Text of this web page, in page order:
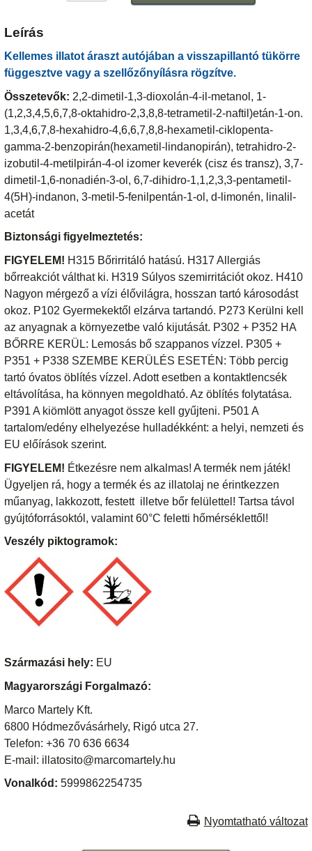
Leírás
Kellemes illatot áraszt autójában a visszapillantó tükörre
függesztve vagy a szellőzőnyílásra rögzítve.
Összetevők: 2,2-dimetil-1,3-dioxolán-4-il-metanol, 1-
(1,2,3,4,5,6,7,8-oktahidro-2,3,8,8-tetrametil-2-naftil)etán-1-on.
1,3,4,6,7,8-hexahidro-4,6,6,7,8,8-hexametil-ciklopenta-
gamma-2-benzopirán(hexametil-lindanopirán), tetrahidro-2-
izobutil-4-metilpirán-4-ol izomer keverék (cisz és transz), 3,7-
dimetil-1,6-nonadién-3-ol, 6,7-dihidro-1,1,2,3,3-pentametil-
4(5H)-indanon, 3-metil-5-fenilpentán-1-ol, d-limonén, linalil-
acetát
Biztonsági figyelmeztetés:
FIGYELEM! H315 Bőrirritáló hatású. H317 Allergiás
bőrreakciót válthat ki. H319 Súlyos szemirritációt okoz. H410
Nagyon mérgező a vízi élővilágra, hosszan tartó károsodást
okoz. P102 Gyermekektől elzárva tartandó. P273 Kerülni kell
az anyagnak a környezetbe való kijutását. P302 + P352 HA
BŐRRE KERÜL: Lemosás bő szappanos vízzel. P305 +
P351 + P338 SZEMBE KERÜLÉS ESETÉN: Több percig
tartó óvatos öblítés vízzel. Adott esetben a kontaktlencsék
eltávolítása, ha könnyen megoldható. Az öblítés folytatása.
P391 A kiömlött anyagot össze kell gyűjteni. P501 A
tartalom/edény elhelyezése hulladékként: a helyi, nemzeti és
EU előírások szerint.
FIGYELEM! Étkezésre nem alkalmas! A termék nem játék!
Ügyeljen rá, hogy a termék és az illatolaj ne érintkezzen
műanyag, lakkozott, festett illetve bőr felülettel! Tartsa távol
gyújtóforrásoktól, valamint 60°C feletti hőmérséklettől!
Veszély piktogramok:
Származási hely: EU
Magyarországi Forgalmazó:
Marco Martely Kft.
6800 Hódmezővásárhely, Rigó utca 27.
Telefon: +36 70 636 6634
E-mail: illatosito@marcomartely.hu
Vonalkód:5999862254735
Nyomtatható változat